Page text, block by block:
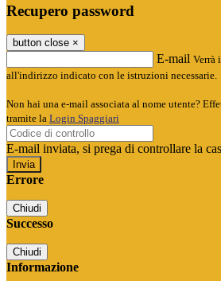
Recupero password
button close ×
E-mail Verrà
all'indirizzo indicato con le istruzioni necessarie.
Non hai una e-mail associata al nome utente?
tramite la Login Spaggiari
E-mail inviata, si prega di controllare la
Errore
Chiudi
Successo
Chiudi
Informazione